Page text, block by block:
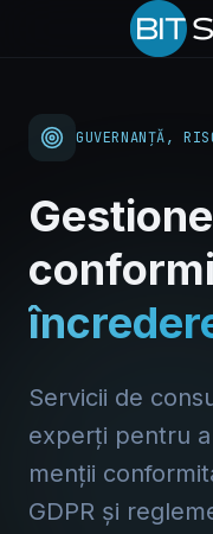
GUVERNANȚĂ,
Servicii de
experți pentru
menții
GDPR și